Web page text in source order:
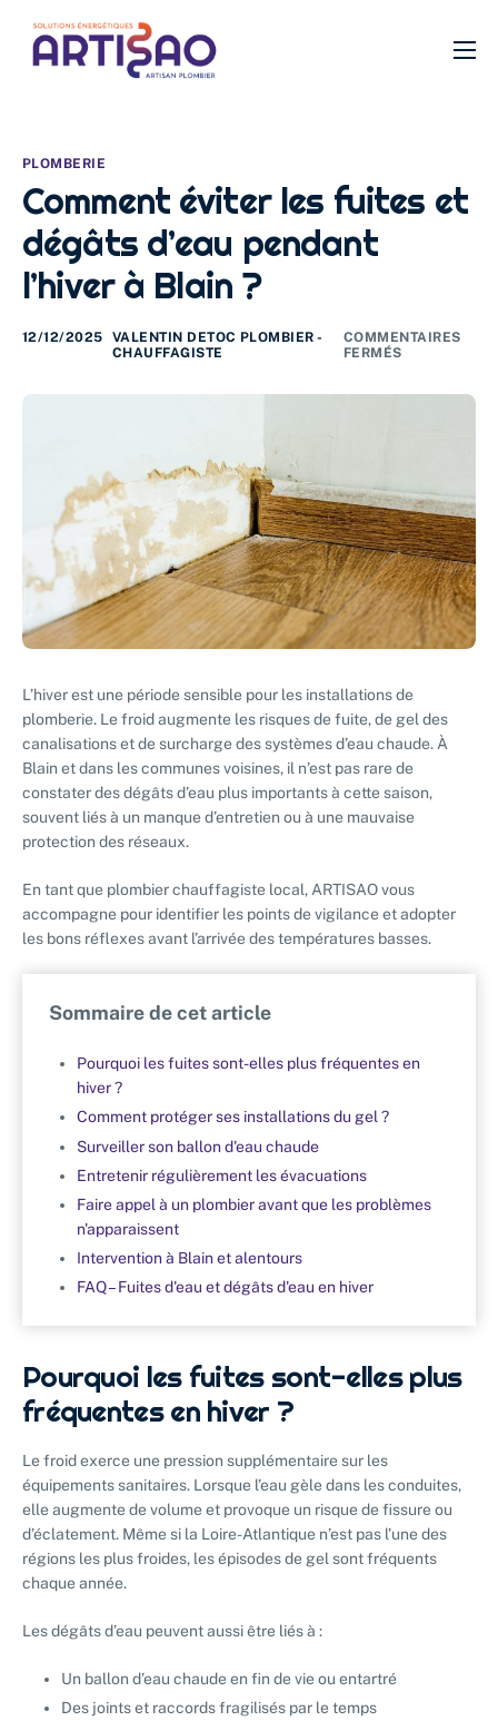
Filtration
VMC
PLOMBERIE
Comment éviter les fuites et
dégâts d’eau pendant
l’hiver à Blain ?
12/12/2025
VALENTIN DETOC PLOMBIER -
CHAUFFAGISTE
COMMENTAIRES
FERMÉS
L’hiver est une période sensible pour les installations de
plomberie. Le froid augmente les risques de fuite, de gel des
canalisations et de surcharge des systèmes d’eau chaude. À
Blain et dans les communes voisines, il n’est pas rare de
constater des dégâts d’eau plus importants à cette saison,
souvent liés à un manque d’entretien ou à une mauvaise
protection des réseaux.
En tant que plombier chauffagiste local, ARTISAO vous
accompagne pour identifier les points de vigilance et adopter
les bons réflexes avant l’arrivée des températures basses.
Sommaire de cet article
Pourquoi les fuites sont-elles plus fréquentes en
hiver ?
Comment protéger ses installations du gel ?
Surveiller son ballon d'eau chaude
Entretenir régulièrement les évacuations
Faire appel à un plombier avant que les problèmes
n'apparaissent
Intervention à Blain et alentours
FAQ – Fuites d'eau et dégâts d'eau en hiver
Pourquoi les fuites sont-elles plus
fréquentes en hiver ?
Le froid exerce une pression supplémentaire sur les
équipements sanitaires. Lorsque l’eau gèle dans les conduites,
elle augmente de volume et provoque un risque de fissure ou
d’éclatement. Même si la Loire-Atlantique n’est pas l’une des
régions les plus froides, les épisodes de gel sont fréquents
chaque année.
Les dégâts d’eau peuvent aussi être liés à :
Un ballon d’eau chaude en fin de vie ou entartré
Des joints et raccords fragilisés par le temps